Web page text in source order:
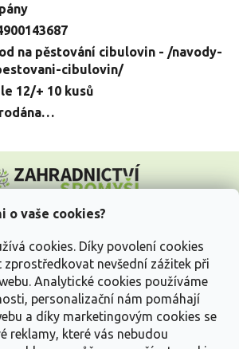
o vaše cookies?
cookies. Díky povolení cookies
zprostředkovat nevšední zážitek při
Analytické cookies používáme
personalizační nám pomáhají
a díky marketingovým cookies se
reklamy, které vás nebudou
na pěstování cibulovin - /navody-
cibulovin/
12/+ 10 kusů